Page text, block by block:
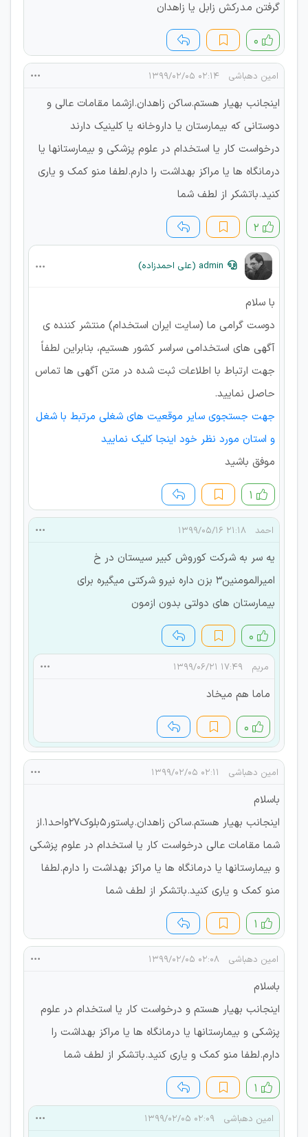
گرفتن مدرکش زابل یا زاهدان
۰
امین دهباشی ۰۲:۱۴ ۱۳۹۹/۰۲/۰۵
اینجانب بهیار هستم.ساکن زاهدان.ازشما مقامات عالی و
دوستانی که بیمارستان یا داروخانه یا کلینیک دارند
درخواست کار یا استخدام در علوم پزشکی و بیمارستانها یا
درمانگاه ها یا مراکز بهداشت را دارم.لطفا منو کمک و یاری
کنید.باتشکر از لطف شما
۲
با سلام
دوست گرامی ما (سایت ایران استخدام) منتشر کننده ی
آگهی های استخدامی سراسر کشور هستیم، بنابراین لطفاً
جهت ارتباط با اطلاعات ثبت شده در متن آگهی ها تماس
حاصل نمایید.
جهت جستجوی سایر موقعیت های شغلی مرتبط با شغل
و استان مورد نظر خود اینجا کلیک نمایید
موفق باشید
۱
احمد ۲۱:۱۸ ۱۳۹۹/۰۵/۱۶
یه سر به شرکت کوروش کبیر سیستان در خ
امیرالمومنین۳ بزن داره نیرو شرکتی میگیره برای
بیمارستان های دولتی بدون ازمون
۰
مریم ۱۷:۴۹ ۱۳۹۹/۰۶/۲۱
ماما هم میخاد
۰
امین دهباشی ۰۲:۱۱ ۱۳۹۹/۰۲/۰۵
باسلام
اینجانب بهیار هستم.ساکن زاهدان.پاستور5بلوک27واحد1.از
شما مقامات عالی درخواست کار یا استخدام در علوم پزشکی
و بیمارستانها یا درمانگاه ها یا مراکز بهداشت را دارم.لطفا
منو کمک و یاری کنید.باتشکر از لطف شما
۱
امین دهباشی ۰۲:۰۸ ۱۳۹۹/۰۲/۰۵
باسلام
اینجانب بهیار هستم و درخواست کار یا استخدام در علوم
پزشکی و بیمارستانها یا درمانگاه ها یا مراکز بهداشت را
دارم.لطفا منو کمک و یاری کنید.باتشکر از لطف شما
۱
امین دهباشی ۰۲:۰۹ ۱۳۹۹/۰۲/۰۵